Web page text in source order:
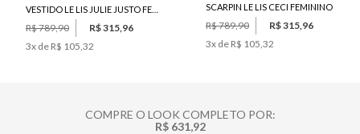
R$ 789,90
R$ 315,96
3x de R$ 105,32
SCARPIN LE LIS CECI FEMININO
R$ 789,90
R$ 315,96
3x de R$ 105,32
COMPRE O LOOK COMPLETO POR:
R$ 631,92